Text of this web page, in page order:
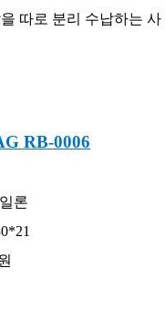
따로 분리 수납하는 사
RB-0006
론